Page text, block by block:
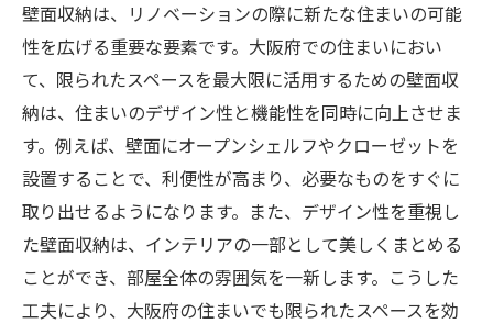
壁面収納は、リノベーションの際に新たな住まいの可能
性を広げる重要な要素です。大阪府での住まいにおい
て、限られたスペースを最大限に活用するための壁面収
納は、住まいのデザイン性と機能性を同時に向上させま
す。例えば、壁面にオープンシェルフやクローゼットを
設置することで、利便性が高まり、必要なものをすぐに
取り出せるようになります。また、デザイン性を重視し
た壁面収納は、インテリアの一部として美しくまとめる
ことができ、部屋全体の雰囲気を一新します。こうした
工夫により、大阪府の住まいでも限られたスペースを効